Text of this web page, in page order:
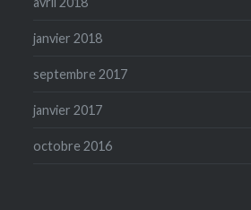
janvier 2018
septembre 2017
janvier 2017
octobre 2016